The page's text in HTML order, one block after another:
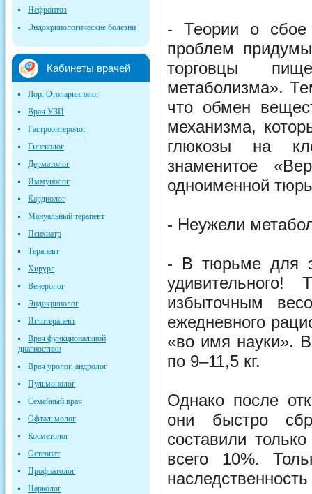
- Теории о сбое
проблем
торговцы
метаболизма».
что обмен
механизма,
глюкозы на
знаменитое
одноименной
- Неужели
- В тюрьме для
избыточным
ежедневного
«во имя науки».
по 9–11,5 кг.
Однако после
они быстро
составили
всего 10%.
Нефроптоз
Эндокринологические болезни
Кабинеты врачей
Лор. Отоларинголог
Врач УЗИ
Гастроэнтеролог
Гинеколог
Дерматолог
Иммунолог
Кардиолог
Мануальный терапевт
Психиатр
Терапевт
Хирург
Венеролог
Эндокринолог
Иглотерапевт
Врач функциональной
диагностики
Врач уролог, андролог
Пульмонолог
Семейный врач
Офтальмолог
Косметолог
Остеопат
Профпатолог
Нарколог